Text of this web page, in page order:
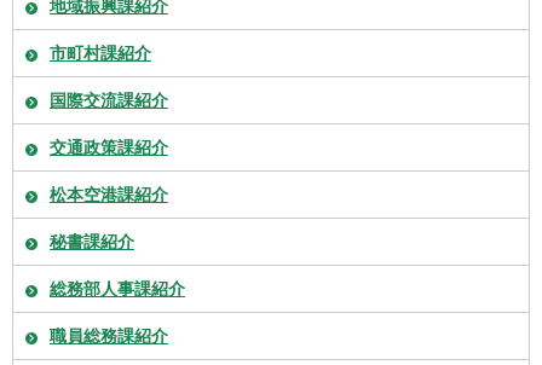
地域振興課紹介
市町村課紹介
国際交流課紹介
交通政策課紹介
松本空港課紹介
秘書課紹介
総務部人事課紹介
職員総務課紹介